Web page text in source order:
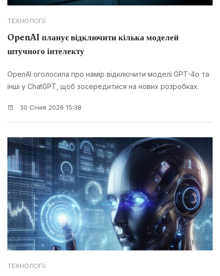
ТЕХНОЛОГІЇ
OpenAI планує відключити кілька моделей
штучного інтелекту
OpenAI оголосила про намір відключити моделі GPT-4o та
інші у ChatGPT, щоб зосередитися на нових розробках.
30 Січня 2026 15:38
ТЕХНОЛОГІЇ